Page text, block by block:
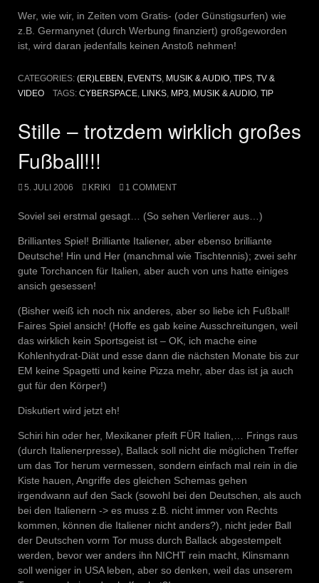
Wer, wie wir, in Zeiten vom Gratis- (oder Günstigsurfen) wie
z.B. Germanynet (durch Werbung finanziert) großgeworden
ist, wird daran jedenfalls keinen Anstoß nehmen!
CATEGORIES: (ER)LEBEN , EVENTS, MUSIK & AUDIO, TIPS, TV &
VIDEO
TAGS: CYBERSPACE, LINKS, MP3, MUSIK & AUDIO, TIP
Stille – trotzdem wirklich großes
Fußball!!!
5. JULI 2006 KRIKI 1 COMMENT
Soviel sei erstmal gesagt… (So sehen Verlierer aus…)
Brilliantes Spiel! Brilliante Italiener, aber ebenso brilliante
Deutsche! Hin und Her (manchmal wie Tischtennis); zwei sehr
gute Torchancen für Italien, aber auch von uns hatte einiges
ansich gesessen!
(Bisher weiß ich noch nix anderes, aber so liebe ich Fußball!
Faires Spiel ansich! (Hoffe es gab keine Ausschreitungen, weil
das wirklich kein Sportsgeist ist – OK, ich mache eine
Kohlenhydrat-Diät und esse dann die nächsten Monate bis zur
EM keine Spagetti und keine Pizza mehr, aber das ist ja auch
gut für den Körper!)
Diskutiert wird jetzt eh!
Schiri hin oder her, Mexikaner pfeift FÜR Italien,… Frings raus
(durch Italienerpresse), Ballack soll nicht die möglichen Treffer
um das Tor herum vermessen, sondern einfach mal rein in die
Kiste hauen, Angriffe des gleichen Schemas gehen
irgendwann auf den Sack (sowohl bei den Deutschen, als auch
bei den Italienern -> es muss z.B. nicht immer von Rechts
kommen, können die Italiener nicht anders?), nicht jeder Ball
der Deutschen vorm Tor muss durch Ballack abgestempelt
werden, bevor wer anders ihn NICHT rein macht, Klinsmann
soll weniger in USA leben, aber so denken, weil das unserem